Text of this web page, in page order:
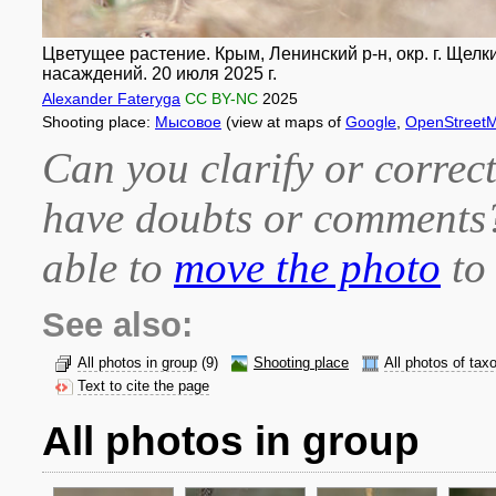
Цветущее растение. Крым, Ленинский р-н, окр. г.
насаждений. 20 июля 2025 г.
Alexander Fateryga CC BY-NC 2025
Shooting place: Мысовое (view at maps of Google
Can you clarify or
have doubts or
able to move the photo
See also:
All photos in group (9) Shooting place
All photos of
Text to cite the page
All photos in group